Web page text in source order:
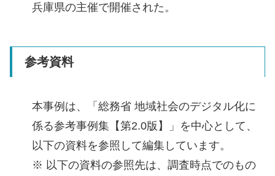
兵庫県の主催で開催された。
参考資料
本事例は、「総務省 地域社会のデジタル化に
係る参考事例集【第2.0版】」を中心として、
以下の資料を参照して編集しています。
※ 以下の資料の参照先は、調査時点でのもの